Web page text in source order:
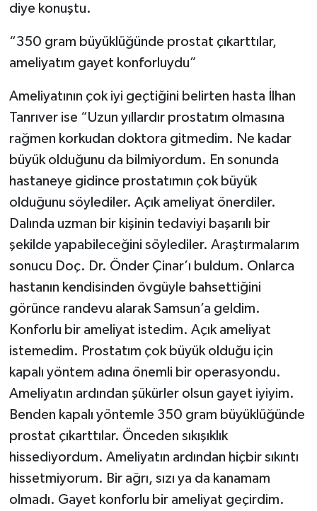
diye konuştu.
“350 gram büyüklüğünde prostat çıkarttılar,
ameliyatım gayet konforluydu”
Ameliyatının çok iyi geçtiğini belirten hasta İlhan
Tanrıver ise “Uzun yıllardır prostatım olmasına
rağmen korkudan doktora gitmedim. Ne kadar
büyük olduğunu da bilmiyordum. En sonunda
hastaneye gidince prostatımın çok büyük
olduğunu söylediler. Açık ameliyat önerdiler.
Dalında uzman bir kişinin tedaviyi başarılı bir
şekilde yapabileceğini söylediler. Araştırmalarım
sonucu Doç. Dr. Önder Çinar’ı buldum. Onlarca
hastanın kendisinden övgüyle bahsettiğini
görünce randevu alarak Samsun’a geldim.
Konforlu bir ameliyat istedim. Açık ameliyat
istemedim. Prostatım çok büyük olduğu için
kapalı yöntem adına önemli bir operasyondu.
Ameliyatın ardından şükürler olsun gayet iyiyim.
Benden kapalı yöntemle 350 gram büyüklüğünde
prostat çıkarttılar. Önceden sıkışıklık
hissediyordum. Ameliyatın ardından hiçbir sıkıntı
hissetmiyorum. Bir ağrı, sızı ya da kanamam
olmadı. Gayet konforlu bir ameliyat geçirdim.